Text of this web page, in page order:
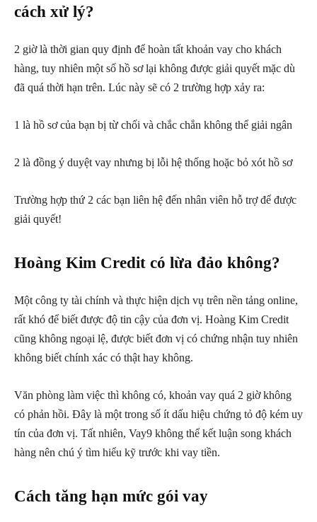
cách xử lý?
2 giờ là thời gian quy định để hoàn tất khoản vay cho khách
hàng, tuy nhiên một số hồ sơ lại không được giải quyết mặc dù
đã quá thời hạn trên. Lúc này sẽ có 2 trường hợp xảy ra:
1 là hồ sơ của bạn bị từ chối và chắc chắn không thể giải ngân
2 là đồng ý duyệt vay nhưng bị lỗi hệ thống hoặc bỏ xót hồ sơ
Trường hợp thứ 2 các bạn liên hệ đến nhân viên hỗ trợ để được
giải quyết!
Hoàng Kim Credit có lừa đảo không?
Một công ty tài chính và thực hiện dịch vụ trên nền tảng online,
rất khó để biết được độ tin cậy của đơn vị. Hoàng Kim Credit
cũng không ngoại lệ, được biết đơn vị có chứng nhận tuy nhiên
không biết chính xác có thật hay không.
Văn phòng làm việc thì không có, khoản vay quá 2 giờ không
có phản hồi. Đây là một trong số ít dấu hiệu chứng tỏ độ kém uy
tín của đơn vị. Tất nhiên, Vay9 không thể kết luận song khách
hàng nên chú ý tìm hiểu kỹ trước khi vay tiền.
Cách tăng hạn mức gói vay